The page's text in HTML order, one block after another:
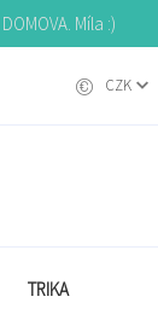
Míla :)
CZK
TRIKA